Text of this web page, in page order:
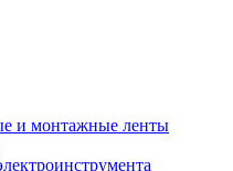
и монтажные ленты